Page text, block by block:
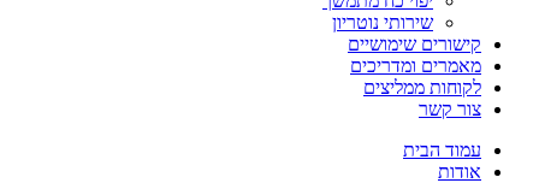
שירותי נוטריון
קישורים שימושיים
מאמרים ומדריכים
לקוחות ממליצים
צור קשר
עמוד הבית
אודות